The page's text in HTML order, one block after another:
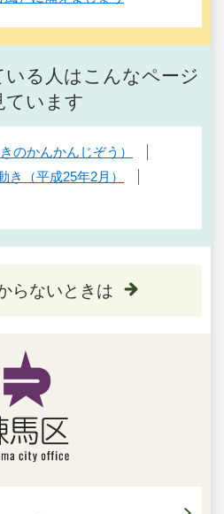
る人はこんなページ
ています
のかんかんじぞう）
き（平成25年2月）
らないときは